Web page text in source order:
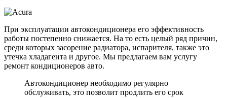
При эксплуатации автокондиционера его эффективность
работы постепенно снижается. На то есть целый ряд причин,
среди которых засорение радиатора, испарителя, также это
утечка хладагента и другое. Мы предлагаем вам услугу
ремонт кондиционеров авто.
Автокондиционер необходимо регулярно
обслуживать, это позволит продлить его срок